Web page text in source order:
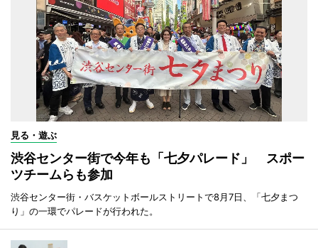
見る・遊ぶ
渋谷センター街で今年も「七夕パレード」 スポー
ツチームらも参加
渋谷センター街・バスケットボールストリートで8月7日、「七夕まつ
り」の一環でパレードが行われた。